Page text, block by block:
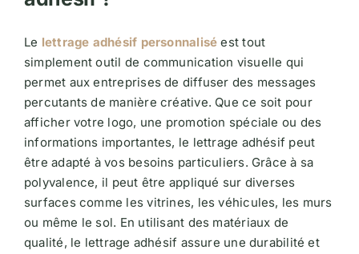
Le lettrage adhésif personnalisé est tout
simplement outil de communication visuelle qui
permet aux entreprises de diffuser des messages
percutants de manière créative. Que ce soit pour
afficher votre logo, une promotion spéciale ou des
informations importantes, le lettrage adhésif peut
être adapté à vos besoins particuliers. Grâce à sa
polyvalence, il peut être appliqué sur diverses
surfaces comme les vitrines, les véhicules, les murs
ou même le sol. En utilisant des matériaux de
qualité, le lettrage adhésif assure une durabilité et